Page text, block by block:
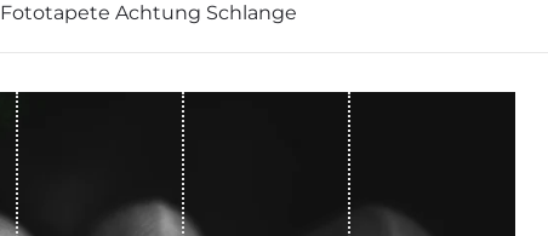
Fototapete Achtung Schlange